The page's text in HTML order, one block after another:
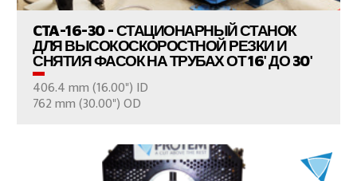
CTA-16-30 - СТАЦИОНАРНЫЙ СТАНОК
ДЛЯ ВЫСОКОСКОРОСТНОЙ РЕЗКИ И
СНЯТИЯ ФАСОК НА ТРУБАХ ОТ 16' ДО 30'
406.4 mm (16.00") ID
762 mm (30.00") OD
ВАШ ВОПРОС